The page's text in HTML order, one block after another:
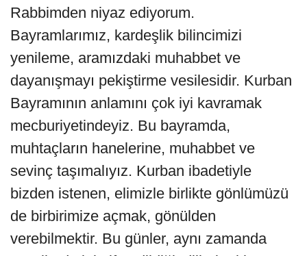
Rabbimden niyaz ediyorum.
Bayramlarımız, kardeşlik bilincimizi
yenileme, aramızdaki muhabbet ve
dayanışmayı pekiştirme vesilesidir. Kurban
Bayramının anlamını çok iyi kavramak
mecburiyetindeyiz. Bu bayramda,
muhtaçların hanelerine, muhabbet ve
sevinç taşımalıyız. Kurban ibadetiyle
bizden istenen, elimizle birlikte gönlümüzü
de birbirimize açmak, gönülden
verebilmektir. Bu günler, aynı zamanda